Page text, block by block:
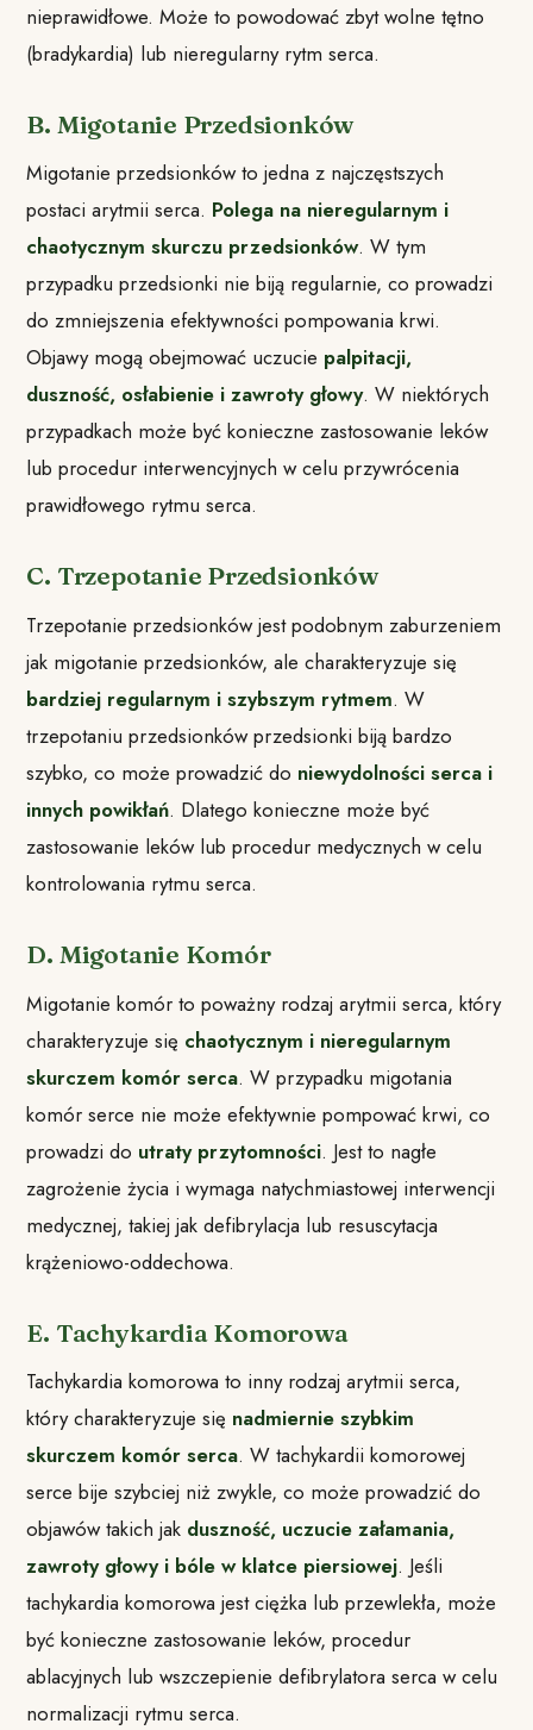
nieprawidłowe. Może to powodować zbyt wolne tętno
(bradykardia) lub nieregularny rytm serca.
B. Migotanie Przedsionków
Migotanie przedsionków to jedna z najczęstszych
postaci arytmii serca. Polega na nieregularnym i
chaotycznym skurczu przedsionków. W tym
przypadku przedsionki nie biją regularnie, co prowadzi
do zmniejszenia efektywności pompowania krwi.
Objawy mogą obejmować uczucie palpitacji,
duszność, osłabienie i zawroty głowy. W niektórych
przypadkach może być konieczne zastosowanie leków
lub procedur interwencyjnych w celu przywrócenia
prawidłowego rytmu serca.
C. Trzepotanie Przedsionków
Trzepotanie przedsionków jest podobnym zaburzeniem
jak migotanie przedsionków, ale charakteryzuje się
bardziej regularnym i szybszym rytmem. W
trzepotaniu przedsionków przedsionki biją bardzo
szybko, co może prowadzić do niewydolności serca i
innych powikłań. Dlatego konieczne może być
zastosowanie leków lub procedur medycznych w celu
kontrolowania rytmu serca.
D. Migotanie Komór
Migotanie komór to poważny rodzaj arytmii serca, który
charakteryzuje się chaotycznym i nieregularnym
skurczem komór serca. W przypadku migotania
komór serce nie może efektywnie pompować krwi, co
prowadzi do utraty przytomności. Jest to nagłe
zagrożenie życia i wymaga natychmiastowej interwencji
medycznej, takiej jak defibrylacja lub resuscytacja
krążeniowo-oddechowa.
E. Tachykardia Komorowa
Tachykardia komorowa to inny rodzaj arytmii serca,
który charakteryzuje się nadmiernie szybkim
skurczem komór serca. W tachykardii komorowej
serce bije szybciej niż zwykle, co może prowadzić do
objawów takich jak duszność, uczucie załamania,
zawroty głowy i bóle w klatce piersiowej. Jeśli
tachykardia komorowa jest ciężka lub przewlekła, może
być konieczne zastosowanie leków, procedur
ablacyjnych lub wszczepienie defibrylatora serca w celu
normalizacji rytmu serca.